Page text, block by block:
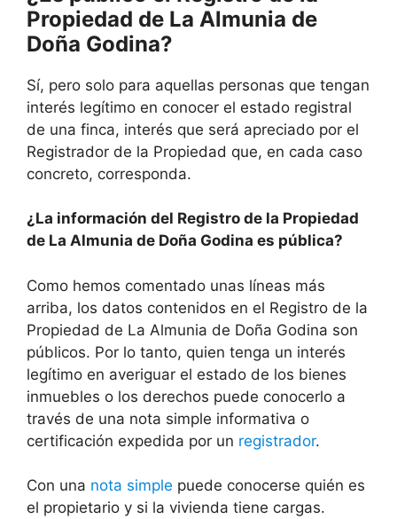
Propiedad de La Almunia de
Doña Godina?
Sí, pero solo para aquellas personas que tengan
interés legítimo en conocer el estado registral
de una finca, interés que será apreciado por el
Registrador de la Propiedad que, en cada caso
concreto, corresponda.
¿La información del Registro de la Propiedad
de La Almunia de Doña Godina es pública?
Como hemos comentado unas líneas más
arriba, los datos contenidos en el Registro de la
Propiedad de La Almunia de Doña Godina son
públicos. Por lo tanto, quien tenga un interés
legítimo en averiguar el estado de los bienes
inmuebles o los derechos puede conocerlo a
través de una nota simple informativa o
certificación expedida por un registrador.
Con una nota simple puede conocerse quién es
el propietario y si la vivienda tiene cargas.